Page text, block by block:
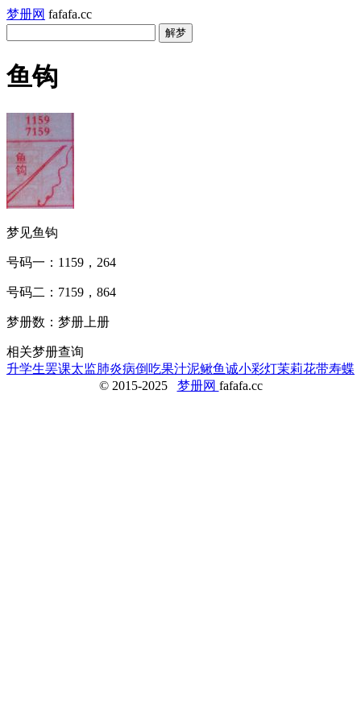
梦册网 fafafa.cc
鱼钩
梦见鱼钩
号码一：1159，264
号码二：7159，864
梦册数：梦册上册
相关梦册查询
升学生罢课太监肺炎病倒 吃果汁泥鳅鱼诚小彩灯茉莉花带寿蝶
© 2015-2025 梦册网 fafafa.cc